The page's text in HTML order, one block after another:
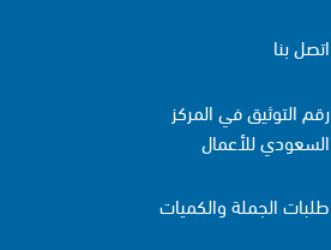
اتصل بنا
رقم التوثيق في المركز
السعودي للأعمال
طلبات الجملة والكميات